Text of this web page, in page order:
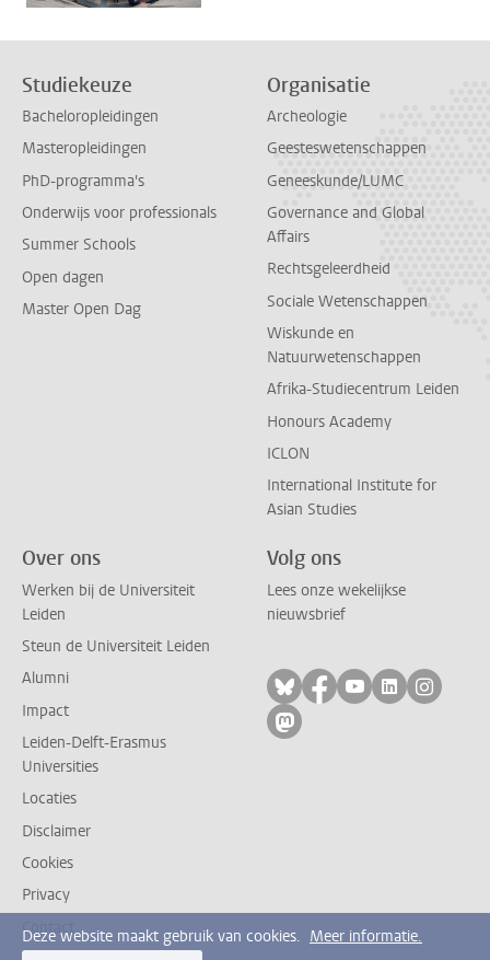
Studiekeuze
Bacheloropleidingen
Masteropleidingen
PhD-programma's
Onderwijs voor professionals
Summer Schools
Open dagen
Master Open Dag
Organisatie
Archeologie
Geesteswetenschappen
Geneeskunde/LUMC
Governance and Global
Affairs
Rechtsgeleerdheid
Sociale Wetenschappen
Wiskunde en
Natuurwetenschappen
Afrika-Studiecentrum Leiden
Honours Academy
ICLON
International Institute for
Asian Studies
Over ons
Werken bij de Universiteit
Leiden
Steun de Universiteit Leiden
Alumni
Impact
Leiden-Delft-Erasmus
Universities
Locaties
Disclaimer
Cookies
Privacy
Contact
Volg ons
Lees onze wekelijkse
nieuwsbrief
Volg ons op bluesky
Volg ons op
Volg ons op
Volg ons
Volg
Volg ons op mastodon
Deze website maakt gebruik van cookies. Meer informatie.